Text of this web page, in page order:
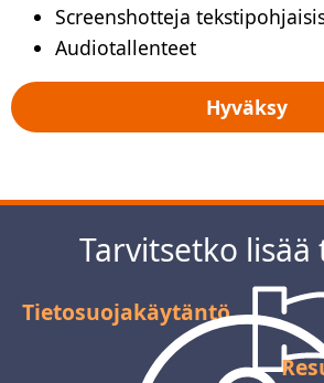
Screenshotteja
Audiotallenteet
Hyväksy
Tarvitsetko lisää
Tietosuojakäytäntö